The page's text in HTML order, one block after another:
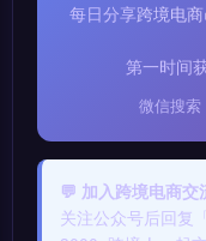
每日分享跨境电商
第一时间
微信搜索
💬 加入跨境电商交
关注公众号后回复